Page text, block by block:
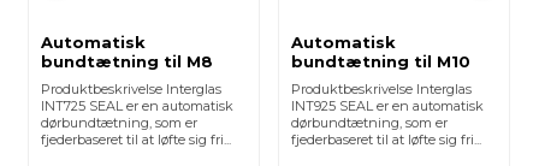
Automatisk
bundtætning til M8
glasdør - Mat sort
Produktbeskrivelse Interglas
INT725 SEAL er en automatisk
dørbundtætning, som er
fjederbaseret til at løfte sig fri...
Automatisk
bundtætning til M10
glasdør - Mat sort
Produktbeskrivelse Interglas
INT925 SEAL er en automatisk
dørbundtætning, som er
fjederbaseret til at løfte sig fri...